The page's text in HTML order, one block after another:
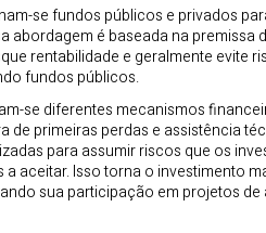
se fundos públicos e privados
abordagem é baseada na premissa
rentabilidade e geralmente evite
fundos públicos.
se diferentes mecanismos
de primeiras perdas e assistência
para assumir riscos que os
aceitar. Isso torna o investimento
sua participação em projetos